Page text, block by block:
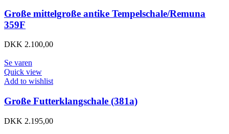
Große mittelgroße antike Tempelschale/Remuna
359F
DKK 2.100,00
Se varen
Quick view
Add to wishlist
Große Futterklangschale (381a)
DKK 2.195,00